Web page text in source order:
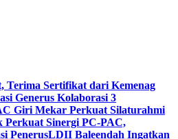
Sertifikat dari Kemenag
Generus Kolaborasi 3
Giri Mekar Perkuat Silaturahmi
Perkuat Sinergi PC-PAC,
PenerusLDII Baleendah Ingatkan